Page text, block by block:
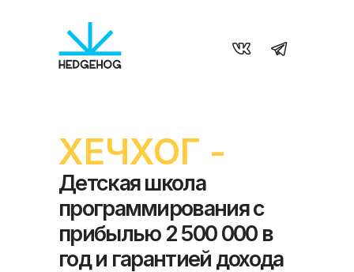
ХЕЧХОГ -
Детская школа
программирования с
прибылью 2 500 000 в
год и гарантией дохода